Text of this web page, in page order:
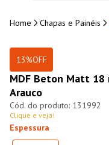
Chapas e Painéis
13%OFF
MDF Beton Matt 18
Arauco
131992
Clique e veja!
Espessura